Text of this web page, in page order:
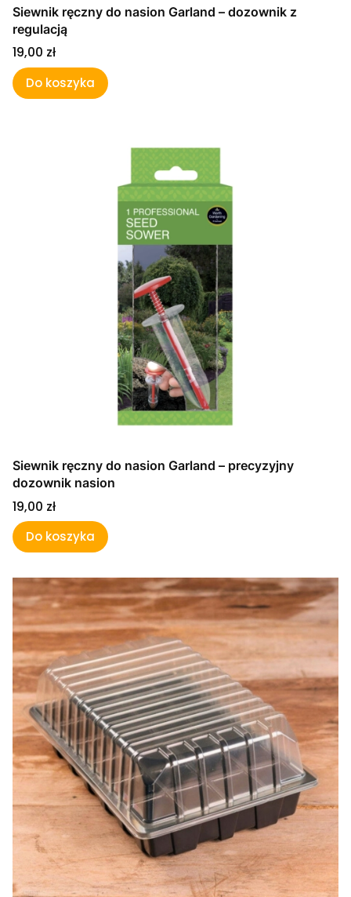
Siewnik ręczny do nasion Garland – dozownik z
regulacją
Cena
19,00 zł
Do koszyka
Siewnik ręczny do nasion Garland – precyzyjny
dozownik nasion
Cena
19,00 zł
Do koszyka